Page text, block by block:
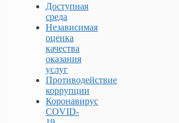
Доступная
среда
Независимая
оценка
качества
оказания
услуг
Противодействие
коррупции
Коронавирус
COVID-